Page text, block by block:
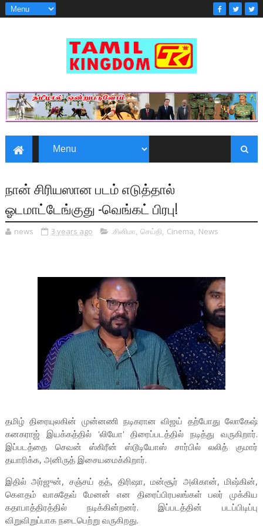
நான் சிரியஸான படம் எடுத்தால்
ஓடமாட்டேங்குது -வெங்கட் பிரபு!
news 3 years ago .சினிமா, செய்தி, Cinema, News
தமிழ் திரையுலகின் முன்னணி நடிகரான விஜய் தற்போது லோகேஷ்
கனகராஜ் இயக்கத்தில் 'லியோ' திரைப்படத்தில் நடித்து வருகிறார்.
இப்படத்தை செவன் ஸ்கிரீன் ஸ்டூடியோஸ் சார்பில் லலித் குமார்
தயாரிக்க, அனிருத் இசையமைக்கிறார்.
இதில் அர்ஜுன், சஞ்சய் தத், திரிஷா, மன்சூர் அலிகான், மிஷ்கின்,
கௌதம் வாசுதேவ் மேனன் என திரைப்பிரபலங்கள் பலர் முக்கிய
கதாபாத்திரத்தில் நடிக்கின்றனர். இப்படத்தின் படப்பிடிப்பு
விறுவிறுப்பாக நடைபெற்று வருகிறது.